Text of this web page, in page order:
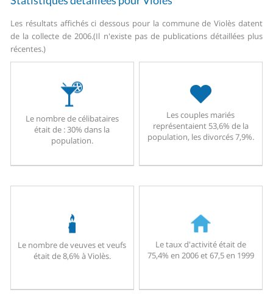
Les résultats affichés ci dessous pour la commune de Violès datent
de la collecte de 2006.(Il n'existe pas de publications détaillées plus
récentes.)
Le nombre de célibataires
était de : 30% dans la
population.
Les couples mariés
représentaient 53,6% de la
population, les divorcés 7,9%.
Le nombre de veuves et veufs
était de 8,6% à Violès.
Le taux d'activité était de
75,4% en 2006 et 67,5 en 1999